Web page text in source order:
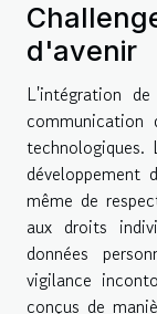
d'avenir
L'intégration
technologiques.
développement
même de
aux droits
données
vigilance
conçus de